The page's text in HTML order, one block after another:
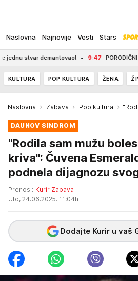
Naslovna Najnovije Vesti Stars
demantovao! 9:47 PORODIČNI RAT
KULTURA POP KULTURA ŽENA
Naslovna Zabava Pop kultura
DAUNOV SINDROM
"Rodila sam mužu
kriva": Čuvena
podnela dijagnozu
Prenosi: Kurir Zabava
Uto, 24.06.2025. 11:04h
Dodajte Kurir u vaš